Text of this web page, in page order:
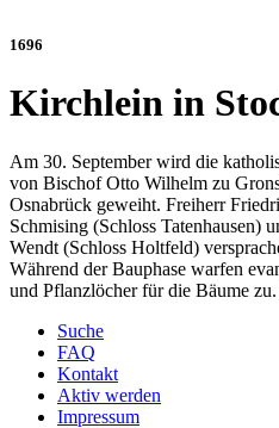
1696
Kirchlein in
Am 30. September wird die
von Bischof Otto Wilhelm zu
Osnabrück geweiht. Freiherr
Schmising (Schloss Tatenhausen)
Wendt (Schloss Holtfeld)
Während der Bauphase warfen
und Pflanzlöcher für die Bäume
Suche
FAQ
Kontakt
Aktiv werden
Impressum